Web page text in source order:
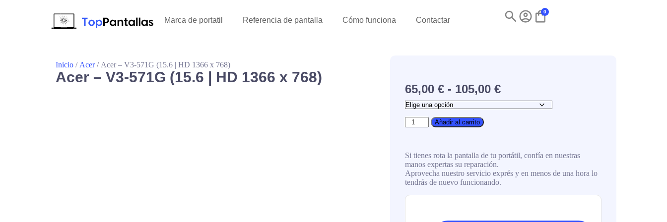
Marca de portatil Referencia de pantalla Cómo funciona Contactar
0
Inicio / Acer/ Acer – V3-571G (15.6 | HD 1366 x 768)
Acer – V3-571G (15.6 | HD 1366 x 768)
65,00 € - 105,00 €
Añadir al carrito
Si tienes rota la pantalla de tu portátil, confía en nuestras
manos expertas su reparación.
Aprovecha nuestro servicio exprés y en menos de una hora lo
tendrás de nuevo funcionando.